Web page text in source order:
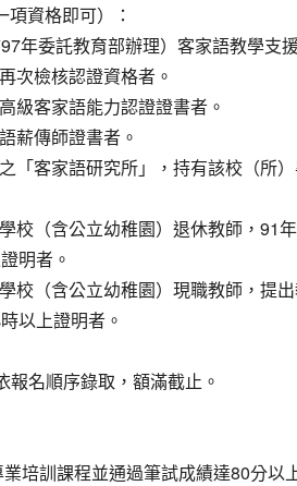
資格即可）：
年委託教育部辦理）客家語教學支
次檢核認證資格者。
級客家語能力認證證書者。
薪傳師證書者。
「客家語研究所」，持有該校（所
校（含公立幼稚園）退休教師，91
明者。
校（含公立幼稚園）現職教師，提
以上證明者。
名順序錄取，額滿截止。
培訓課程並通過筆試成績達80分以